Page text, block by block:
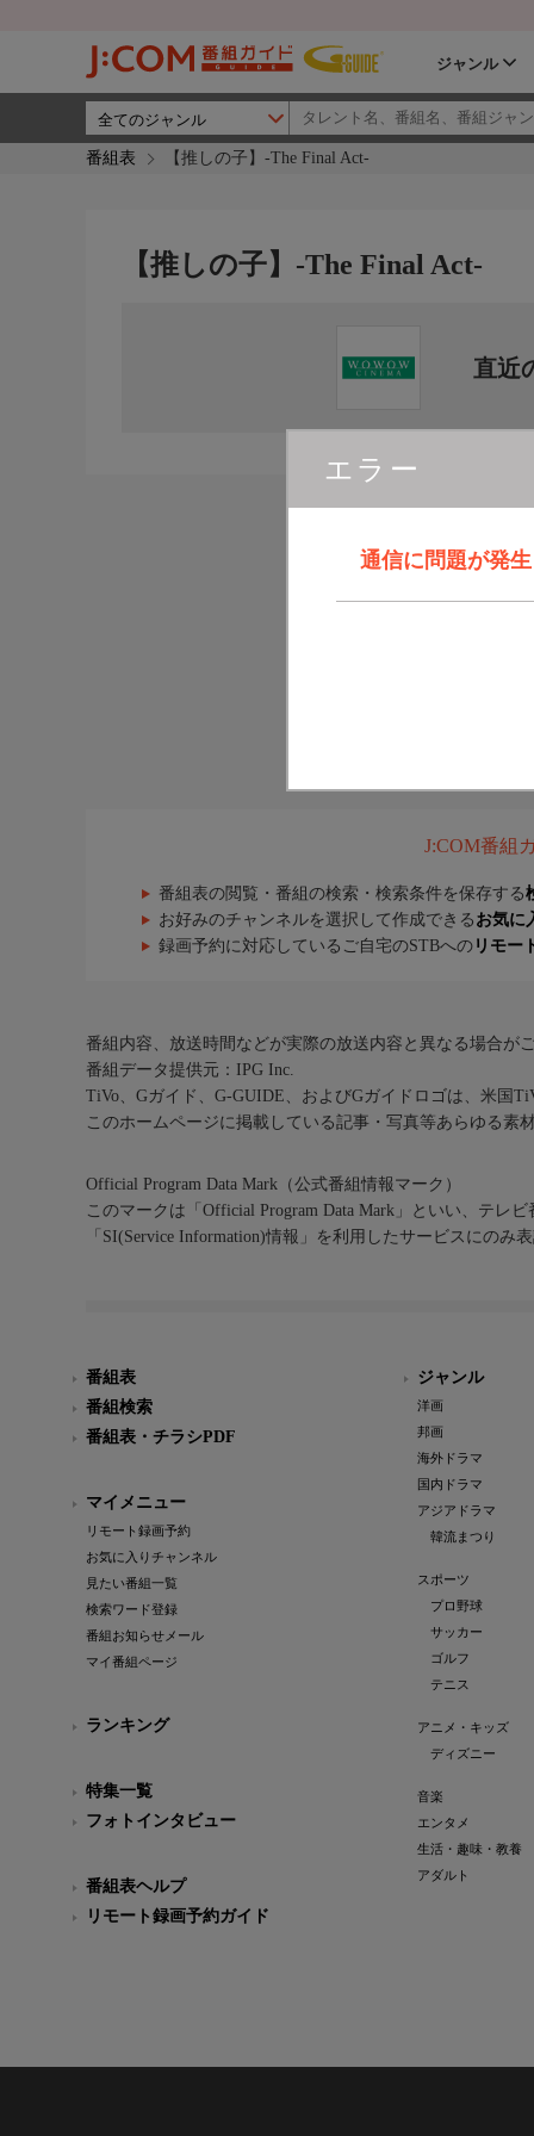
ジャンル
番組表 【推しの子】‐The Final Act‐
エラー
通信に問題が発
【推しの子】‐The Final Act‐
直近
J:COM番組
番組表の閲覧・番組の検索・検索条件を保存する
お好みのチャンネルを選択して作成できる お気に
録画予約に対応しているご自宅のSTBへの リモー
番組内容、放送時間などが実際の放送内容と異なる場合が
番組データ提供元：IPG Inc.
TiVo、Gガイド、G-GUIDE、およびGガイドロゴは、米国
このホームページに掲載している記事・写真等あらゆる素
Official Program Data Mark（公式番組情報マーク）
このマークは「Official Program Data Mark」といい、テレ
「SI(Service Information)情報」を利用したサービスにのみ
番組表
番組検索
番組表・チラシPDF
マイメニュー
リモート録画予約
お気に入りチャンネル
見たい番組一覧
検索ワード登録
番組お知らせメール
マイ番組ページ
ランキング
特集一覧
フォトインタビュー
番組表ヘルプ
リモート録画予約ガイド
ジャンル
洋画
邦画
海外ドラマ
国内ドラマ
アジアドラマ
韓流まつり
スポーツ
プロ野球
サッカー
ゴルフ
テニス
アニメ・キッズ
ディズニー
音楽
エンタメ
生活・趣味・教養
アダルト